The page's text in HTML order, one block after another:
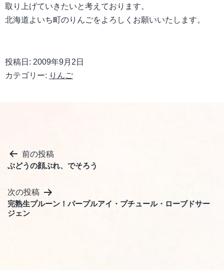
取り上げていきたいと考えております。
北海道よいち町のりんごをよろしくお願いいたします。
投稿日: 2009年9月2日
カテゴリー: りんご
投
稿
ナ
ビ
ゲ
前の投稿
ぶどうの顔ぶれ、でそろう
次の投稿
完熟生プルーン！パープルアイ・プチュール・ローブドサー
ジェン